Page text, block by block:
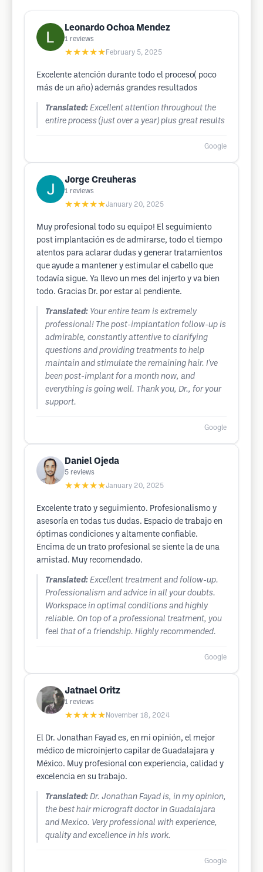
Leonardo Ochoa Mendez
1 reviews
★★★★★ February 5, 2025
Excelente atención durante todo el proceso( poco
más de un año) además grandes resultados
Translated: Excellent attention throughout the
entire process (just over a year) plus great results
Google
Jorge Creuheras
1 reviews
★★★★★January 20, 2025
Muy profesional todo su equipo! El seguimiento
post implantación es de admirarse, todo el tiempo
atentos para aclarar dudas y generar tratamientos
que ayude a mantener y estimular el cabello que
todavía sigue. Ya llevo un mes del injerto y va bien
todo. Gracias Dr. por estar al pendiente.
Translated: Your entire team is extremely
professional! The post-implantation follow-up is
admirable, constantly attentive to clarifying
questions and providing treatments to help
maintain and stimulate the remaining hair. I've
been post-implant for a month now, and
everything is going well. Thank you, Dr., for your
support.
Google
Daniel Ojeda
5 reviews
★★★★★January 20, 2025
Excelente trato y seguimiento. Profesionalismo y
asesoría en todas tus dudas. Espacio de trabajo en
óptimas condiciones y altamente confiable.
Encima de un trato profesional se siente la de una
amistad. Muy recomendado.
Translated: Excellent treatment and follow-up.
Professionalism and advice in all your doubts.
Workspace in optimal conditions and highly
reliable. On top of a professional treatment, you
feel that of a friendship. Highly recommended.
Google
Jatnael Oritz
1 reviews
★★★★★ November 18, 2024
El Dr. Jonathan Fayad es, en mi opinión, el mejor
médico de microinjerto capilar de Guadalajara y
México. Muy profesional con experiencia, calidad y
excelencia en su trabajo.
Translated: Dr. Jonathan Fayad is, in my opinion,
the best hair micrograft doctor in Guadalajara
and Mexico. Very professional with experience,
quality and excellence in his work.
Google